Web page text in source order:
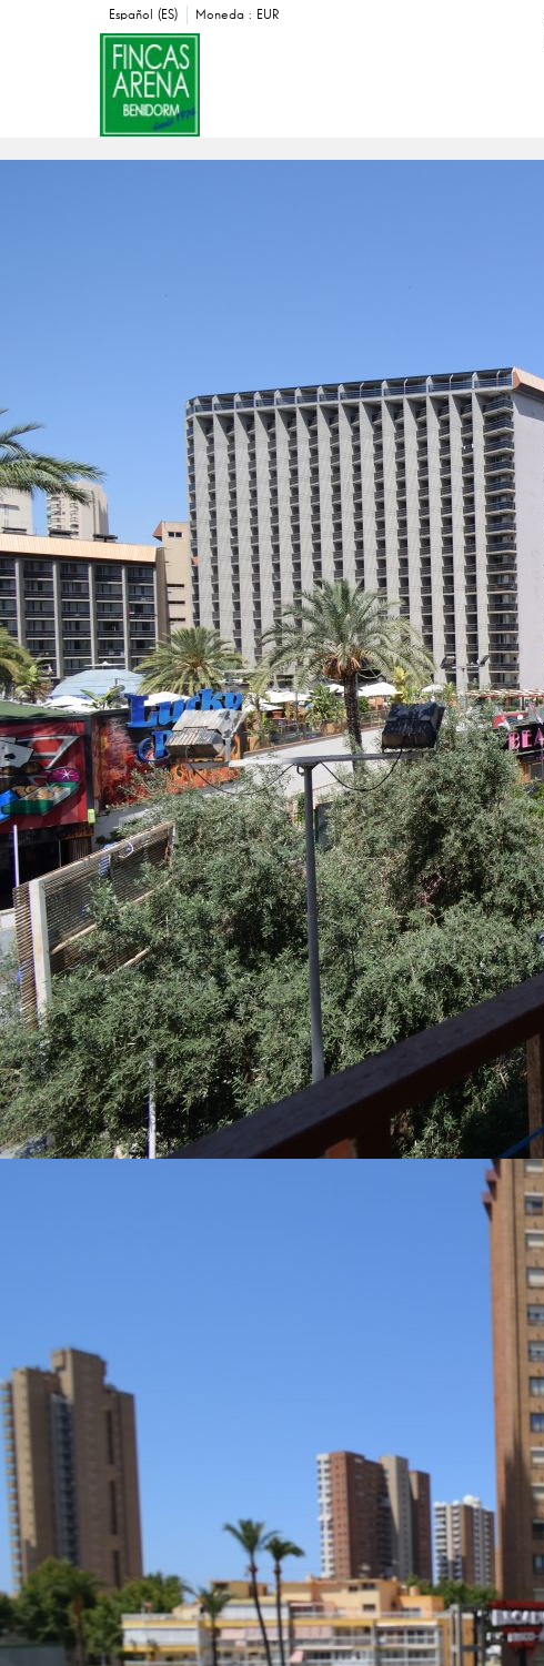
Español (ES) Moneda : EUR